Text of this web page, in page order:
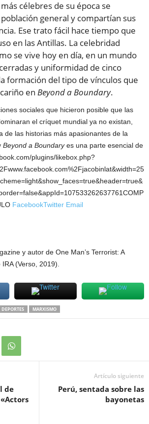
célebres de su época se
general y compartían sus
Ese trato fácil hace tiempo que
en las Antillas. La celebridad
se vive hoy en día, en un mundo
y uniformidad de cinco
formación del tipo de vínculos que
en Beyond a Boundary.
sociales que hicieron posible que las
el críquet mundial ya no existan,
de las historias más apasionantes de la
Beyond a Boundaryes una parte esencial de
plugins/likebox.php?
FacebookTwitter Email
y autor de One Man’s Terrorist: A
(Verso, 2019).
DEPORTES MARXISMO
de
Artículo siguiente
Perú, sentada sobre las
bayonetas